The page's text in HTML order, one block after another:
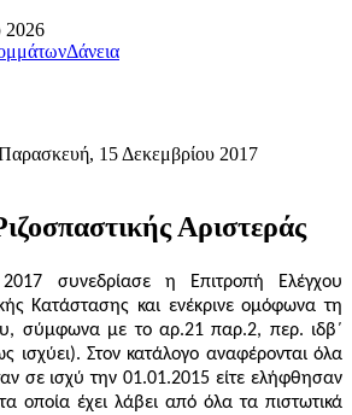
2026
Δάνεια
15 Δεκεμβρίου 2017
Αριστεράς
συνεδρίασε η Επιτροπή Ελέγχου
Κατάστασης και ενέκρινε ομόφωνα τη
σύμφωνα με το αρ.21 παρ.2, περ. ιδβ΄
ισχύει). Στον κατάλογο αναφέρονται όλα
σε ισχύ την 01.01.2015 είτε ελήφθησαν
οποία έχει λάβει από όλα τα πιστωτικά